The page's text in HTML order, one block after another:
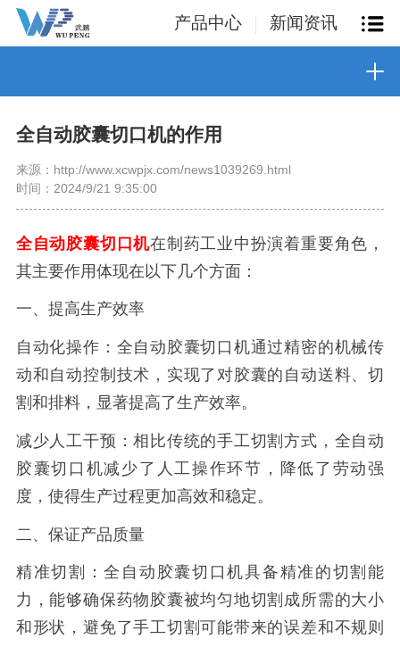
产品中心 新闻资讯
全自动胶囊切口机的作用
来源：http://www.xcwpjx.com/news1039269.html
时间：2024/9/21 9:35:00
全自动胶囊切口机在制药工业中扮演着重要角色，
其主要作用体现在以下几个方面：
一、提高生产效率
自动化操作：全自动胶囊切口机通过精密的机械传
动和自动控制技术，实现了对胶囊的自动送料、切
割和排料，显著提高了生产效率。
减少人工干预：相比传统的手工切割方式，全自动
胶囊切口机减少了人工操作环节，降低了劳动强
度，使得生产过程更加高效和稳定。
二、保证产品质量
精准切割：全自动胶囊切口机具备精准的切割能
力，能够确保药物胶囊被均匀地切割成所需的大小
和形状，避免了手工切割可能带来的误差和不规则